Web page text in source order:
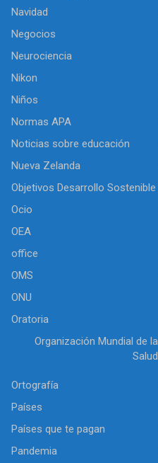
Navidad
Negocios
Neurociencia
Nikon
Niños
Normas APA
Noticias sobre educación
Nueva Zelanda
Objetivos Desarrollo Sostenible
Ocio
OEA
office
OMS
ONU
Oratoria
Organización Mundial de la
Salud
Ortografía
Países
Países que te pagan
Pandemia